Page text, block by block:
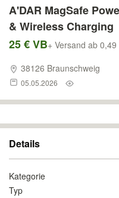
​A'DAR MagSafe
& Wireless Charging
25 € VB+ Versand ab 0,49
38126 Braunschweig
05.05.2026
Details
Kategorie
Typ